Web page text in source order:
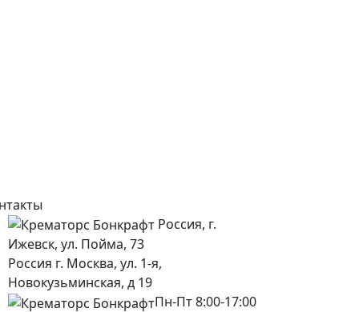
Россия, г.
Ижевск, ул. Пойма, 73
Россия г. Москва, ул. 1-я,
Новокузьминская, д 19
Пн-Пт 8:00-17:00